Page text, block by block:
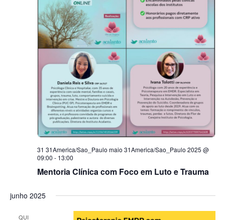
31 31America/Sao_Paulo maio 31America/Sao_Paulo 2025 @
09:00 - 13:00
Mentoria Clínica com Foco em Luto e Trauma
junho 2025
QUI